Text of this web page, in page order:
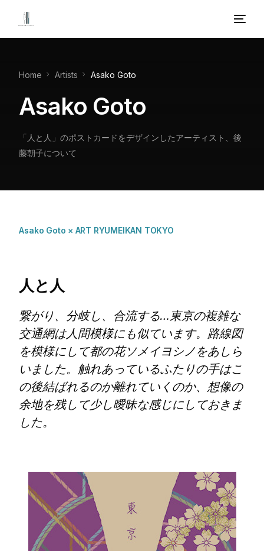
Home Artists Asako Goto
Asako Goto
「人と人」のポストカードをデザインしたアーティスト、後
藤朝子について
Asako Goto × ART RYUMEIKAN TOKYO
人と人
繋がり、分岐し、合流する…東京の複雑な
交通網は人間模様にも似ています。路線図
を模様にして都の花ソメイヨシノをあしら
いました。触れあっているふたりの手はこ
の後結ばれるのか離れていくのか、想像の
余地を残して少し曖昧な感じにしておきま
した。
Gallery
TOKYO POSTCARD AWARD